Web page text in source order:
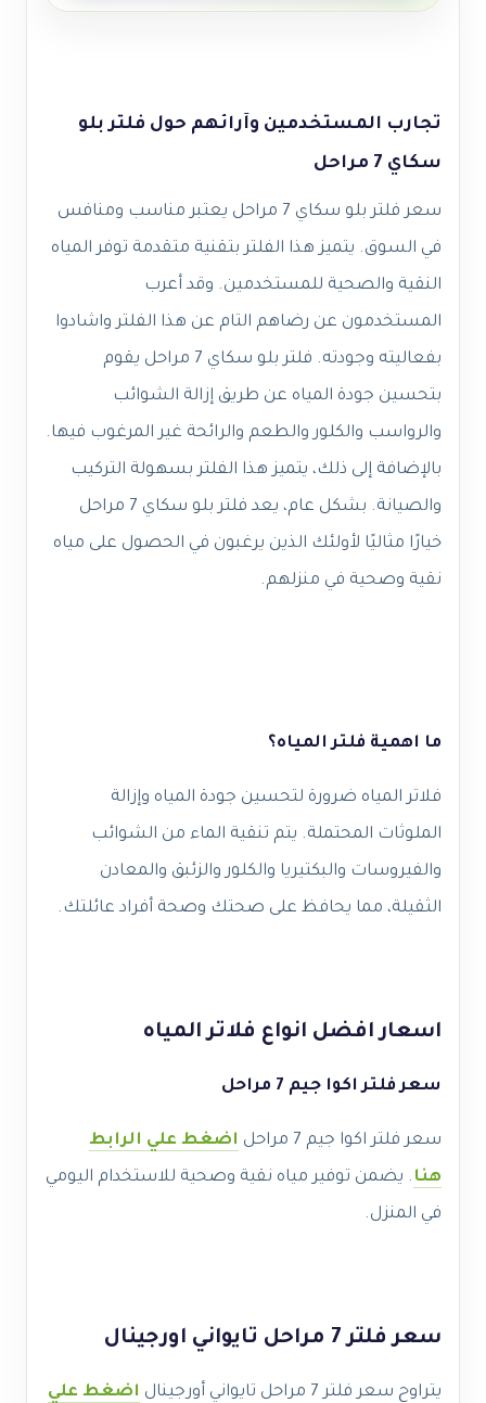
تجارب المستخدمين وآرائهم حول فلتر بلو
سكاي 7 مراحل
سعر فلتر بلو سكاي 7 مراحل يعتبر مناسب ومنافس
في السوق. يتميز هذا الفلتر بتقنية متقدمة توفر المياه
النقية والصحية للمستخدمين. وقد أعرب
المستخدمون عن رضاهم التام عن هذا الفلتر واشادوا
بفعاليته وجودته. فلتر بلو سكاي 7 مراحل يقوم
بتحسين جودة المياه عن طريق إزالة الشوائب
والرواسب والكلور والطعم والرائحة غير المرغوب فيها.
بالإضافة إلى ذلك، يتميز هذا الفلتر بسهولة التركيب
والصيانة. بشكل عام، يعد فلتر بلو سكاي 7 مراحل
خيارًا مثاليًا لأولئك الذين يرغبون في الحصول على مياه
نقية وصحية في منزلهم.
ما اهمية فلتر المياه؟
فلاتر المياه ضرورة لتحسين جودة المياه وإزالة
الملوثات المحتملة. يتم تنقية الماء من الشوائب
والفيروسات والبكتيريا والكلور والزئبق والمعادن
الثقيلة، مما يحافظ على صحتك وصحة أفراد عائلتك.
اسعار افضل انواع فلاتر المياه
سعر فلتر اكوا جيم 7 مراحل
سعر فلتر اكوا جيم 7 مراحل
اضغط علي الرابط
هنا . يضمن توفير مياه نقية وصحية للاستخدام اليومي
في المنزل.
سعر فلتر 7 مراحل تايواني اورجينال
يتراوح سعر فلتر 7 مراحل تايواني أورجينال
اضغط علي